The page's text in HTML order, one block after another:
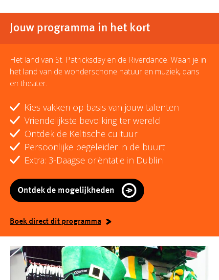
Jouw programma in het kort
Het land van St. Patricksday en de Riverdance. Waan je in
het land van de wonderschone natuur en muziek, dans
en theater.
Kies vakken op basis van jouw talenten
Vriendelijkste bevolking ter wereld
Ontdek de Keltische cultuur
Persoonlijke begeleider in de buurt
Extra: 3-Daagse oriëntatie in Dublin
Ontdek de mogelijkheden
Boek direct dit programma